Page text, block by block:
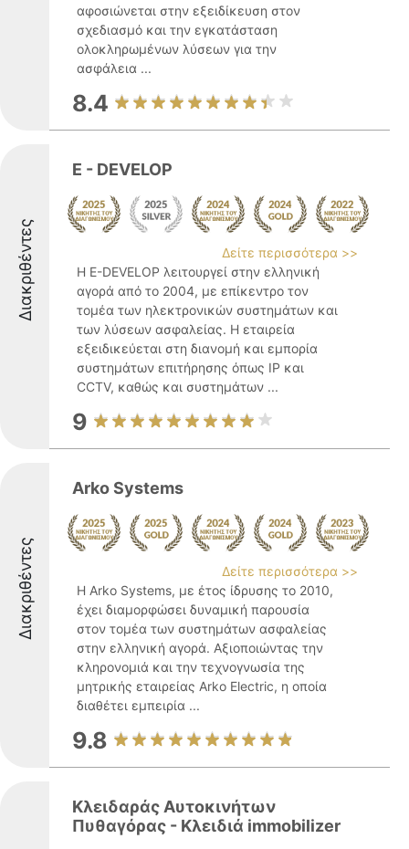
αφοσιώνεται στην εξειδίκευση στον
σχεδιασμό και την εγκατάσταση
ολοκληρωμένων λύσεων για την
ασφάλεια ...
8.4
Διακριθέντες
E - DEVELOP
Δείτε περισσότερα >>
Η E-DEVELOP λειτουργεί στην ελληνική
αγορά από το 2004, με επίκεντρο τον
τομέα των ηλεκτρονικών συστημάτων και
των λύσεων ασφαλείας. Η εταιρεία
εξειδικεύεται στη διανομή και εμπορία
συστημάτων επιτήρησης όπως IP και
CCTV, καθώς και συστημάτων ...
9
Διακριθέντες
Arko Systems
Δείτε περισσότερα >>
Η Arko Systems, με έτος ίδρυσης το 2010,
έχει διαμορφώσει δυναμική παρουσία
στον τομέα των συστημάτων ασφαλείας
στην ελληνική αγορά. Αξιοποιώντας την
κληρονομιά και την τεχνογνωσία της
μητρικής εταιρείας Arko Electric, η οποία
διαθέτει εμπειρία ...
9.8
Κλειδαράς Αυτοκινήτων
Πυθαγόρας - Κλειδιά immobilizer